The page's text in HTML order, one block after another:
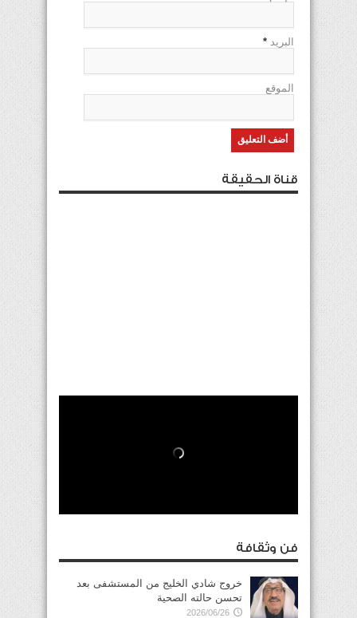
البريد *
الموقع
قناة الحقيقة
فن وثقافة
خروج شادي الخليج من المستشفى بعد
تحسن حالته الصحية
2026/06/26